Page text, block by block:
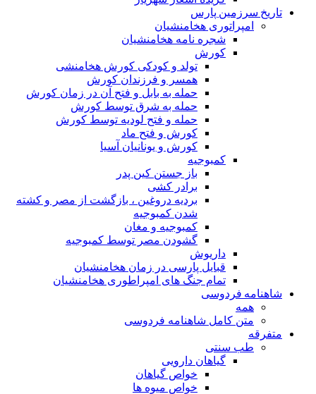
تاریخ سرزمین پارس
امپراتوری هخامنشیان
شجره نامه هخامنشیان
کورش
تولد و کودکی کورش هخامنشی
همسر و فرزندان کورش
حمله به بابل و فتح آن در زمان کورش
حمله به شرق توسط کورش
حمله و فتح لودیه توسط کورش
کورش و فتح ماد
کورش و یونانیان آسیا
کمبوجیه
باز جستن کین پدر
برادر کشی
بردیه دروغین ، بازگشت از مصر و کشته
شدن کمبوجیه
کمبوجیه و مغان
گشودن مصر توسط کمبوجیه
داریوش
قبایل پارسی در زمان هخامنشیان
تمام جنگ های امپراطوری هخامنشیان
شاهنامه فردوسی
همه
متن کامل شاهنامه فردوسی
متفرقه
طب سنتی
گیاهان دارویی
خواص گیاهان
خواص میوه ها